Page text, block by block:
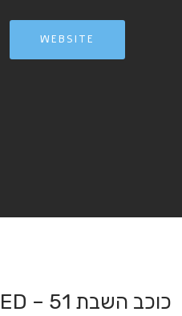
WEBSITE
כוכב השבת 51 – SIMPLY RED